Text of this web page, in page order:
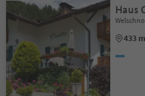
Haus
433 m